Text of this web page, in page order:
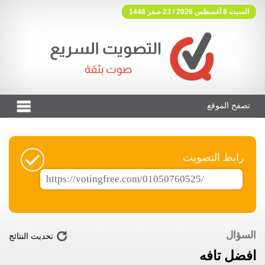
السبت 8 أغسطس 2026 / 23 صفر 1448
فوتنج فري موقع تصويت مجاني
تصفح الموقع
رابط التصويت
السؤال
افضل تافه
تحديث النتائج